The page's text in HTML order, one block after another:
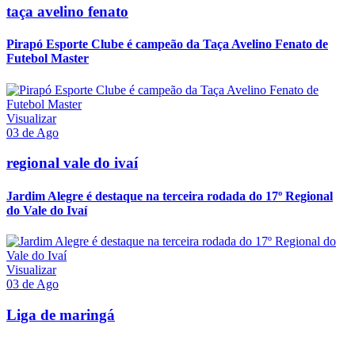
taça avelino fenato
Pirapó Esporte Clube é campeão da Taça Avelino Fenato de
Futebol Master
Visualizar
03 de Ago
regional vale do ivaí
Jardim Alegre é destaque na terceira rodada do 17º Regional
do Vale do Ivaí
Visualizar
03 de Ago
Liga de maringá